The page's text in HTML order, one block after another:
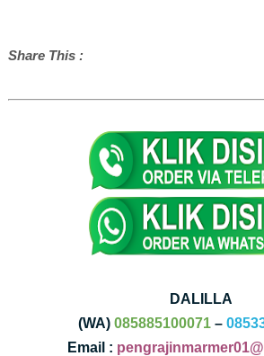
Share This :
DALILLA
(WA)085885100071 –
Email :